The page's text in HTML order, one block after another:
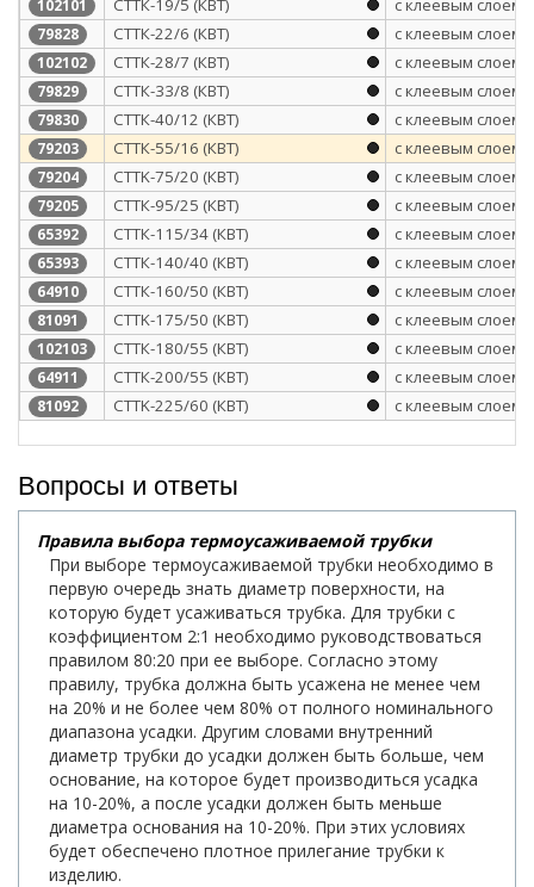
102101 СТТК-19/5 (КВТ) с клеевым слоем
79828 СТТК-22/6 (КВТ) с клеевым слоем
102102 СТТК-28/7 (КВТ) с клеевым слоем
79829 СТТК-33/8 (КВТ) с клеевым слоем
79830 СТТК-40/12 (КВТ) с клеевым слоем
79203 СТТК-55/16 (КВТ) с клеевым слоем
79204 CTTK-75/20 (КВТ) с клеевым слоем
79205 СТТК-95/25 (КВТ) с клеевым слоем
65392 СТТК-115/34 (КВТ) с клеевым слоем
65393 СТТК-140/40 (КВТ) с клеевым слоем
64910 СТТК-160/50 (КВТ) с клеевым слоем
81091 CTTK-175/50 (КВТ) с клеевым слоем
102103 СТТК-180/55 (КВТ) с клеевым слоем
64911 СТТК-200/55 (КВТ) с клеевым слоем
81092 CTTK-225/60 (КВТ) с клеевым слоем
Вопросы и ответы
Правила выбора термоусаживаемой трубки
При выборе термоусаживаемой трубки необходимо в
первую очередь знать диаметр поверхности, на
которую будет усаживаться трубка. Для трубки с
коэффициентом 2:1 необходимо руководствоваться
правилом 80:20 при ее выборе. Согласно этому
правилу, трубка должна быть усажена не менее чем
на 20% и не более чем 80% от полного номинального
диапазона усадки. Другим словами внутренний
диаметр трубки до усадки должен быть больше, чем
основание, на которое будет производиться усадка
на 10-20%, а после усадки должен быть меньше
диаметра основания на 10-20%. При этих условиях
будет обеспечено плотное прилегание трубки к
изделию.